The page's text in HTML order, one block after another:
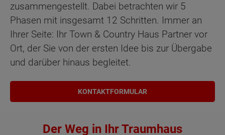
zusammengestellt. Dabei betrachten wir 5
Phasen mit insgesamt 12 Schritten. Immer an
Ihrer Seite: Ihr Town & Country Haus Partner vor
Ort, der Sie von der ersten Idee bis zur Übergabe
und darüber hinaus begleitet.
KONTAKTFORMULAR
Der Weg in Ihr Traumhaus